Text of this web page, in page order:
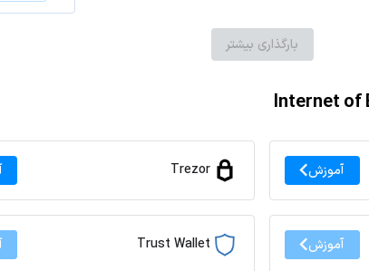
بارگذاری بیشتر
آموزش Trezor
آموزش Trust Wallet